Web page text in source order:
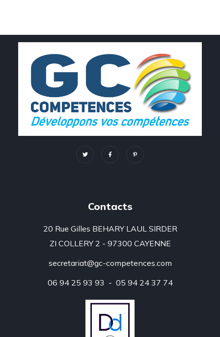
Contacts
20 Rue Gilles BEHARY LAUL SIRDER
ZI COLLERY 2 - 97300 CAYENNE
secretariat@gc-competences.com
06 94 25 93 93 - 05 94 24 37 74